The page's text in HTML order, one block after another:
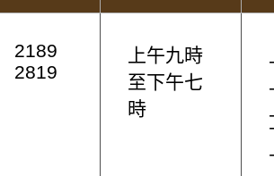
2189
2819
上午九時
至下午七
時